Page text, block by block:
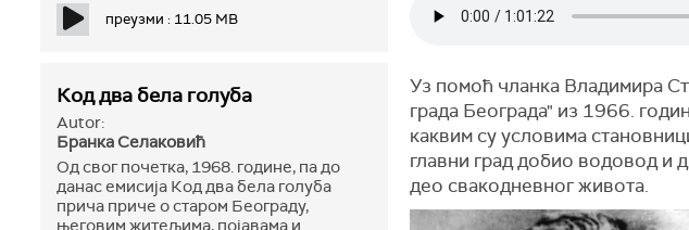
преузми : 11.05 MB
Код два бела голуба
Autor:
Бранка Селаковић
Од свог почетка, 1968. године, па до
данас емисија Код два бела голуба
прича приче о старом Београду,
његовим житељима, појавама и
Уз помоћ чланка Владимира
града Београда" из 1966.
каквим су условима
главни град добио водовод и
део свакодневног живота.